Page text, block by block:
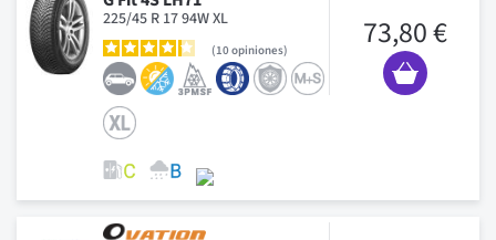
225/45 R 17 94W XL
10opiniones 73,80 €